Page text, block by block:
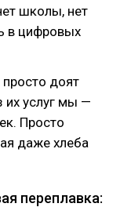
школы, нет
в цифровых
доят
их услуг мы —
Просто
даже хлеба
переплавка: